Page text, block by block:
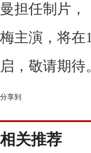
曼担任制片，
梅主演，将在
启，敬请期待
分享到
相关推荐